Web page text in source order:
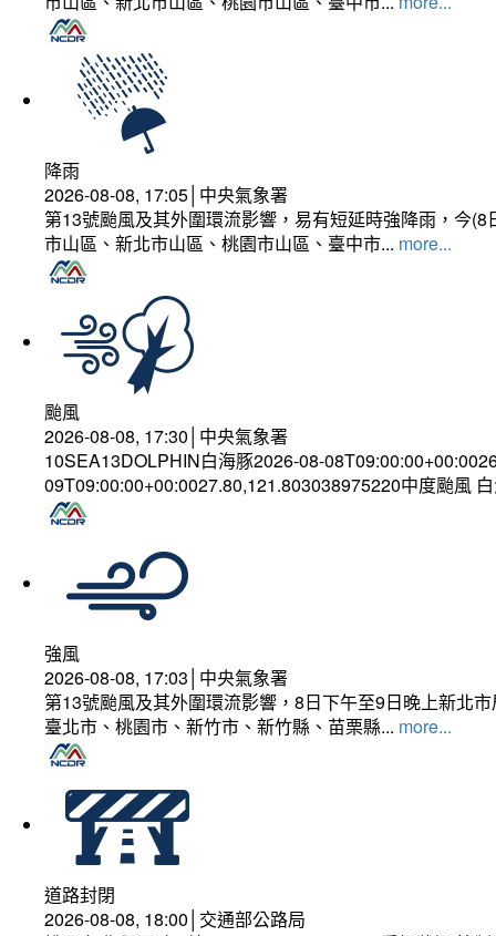
降雨
2026-08-08, 17:05│中央氣象署
第13號颱風及其外圍環流影響，易有短延時強降雨，今
市山區、新北市山區、桃園市山區、臺中市... more...
颱風
2026-08-08, 17:30│中央氣象署
10SEA13DOLPHIN白海豚2026-08-
09T09:00:00+00:0027.80,121.803038975220中度颱風
強風
2026-08-08, 17:03│中央氣象署
第13號颱風及其外圍環流影響，8日下午至9日晚上新北
臺北市、桃園市、新竹市、新竹縣、苗栗縣... more...
道路封閉
2026-08-08, 18:00│交通部公路局